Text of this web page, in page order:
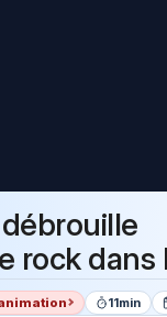
rock dans
11min